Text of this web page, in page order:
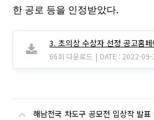
한 공로 등을 인정받았다.
3. 초의상 수상자 선정 공고홈
66회 다운로드 | DATE : 2022-
해남전국 차도구 공모전 입상작 발표